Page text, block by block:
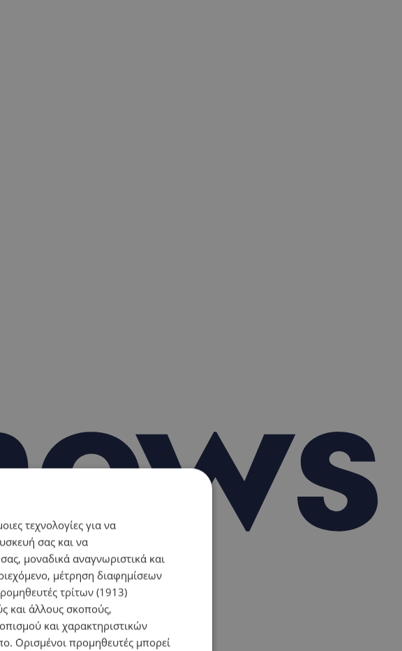
τεχνολογίες για να
σας και να
μοναδικά αναγνωριστικά και
μέτρηση διαφημίσεων
τρίτων (1913)
και άλλους σκοπούς,
και χαρακτηριστικών
Ορισμένοι προμηθευτές μπορεί